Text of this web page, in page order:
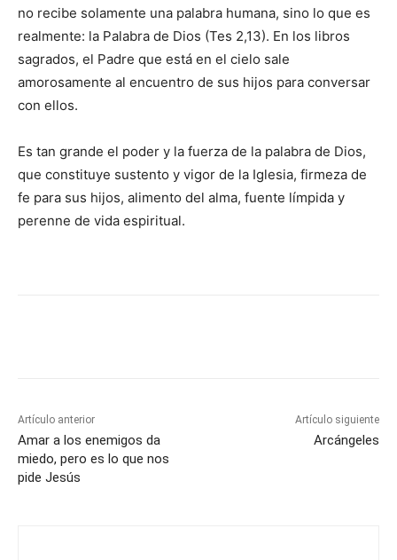
no recibe solamente una palabra humana, sino lo que es
realmente: la Palabra de Dios (Tes 2,13). En los libros
sagrados, el Padre que está en el cielo sale
amorosamente al encuentro de sus hijos para conversar
con ellos.
Es tan grande el poder y la fuerza de la palabra de Dios,
que constituye sustento y vigor de la Iglesia, firmeza de
fe para sus hijos, alimento del alma, fuente límpida y
perenne de vida espiritual.
Artículo anterior
Amar a los enemigos da
miedo, pero es lo que nos
pide Jesús
Artículo siguiente
Arcángeles